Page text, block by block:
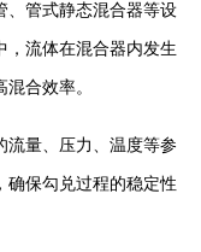
管式静态混合器等设
，流体在混合器内发生
合效率。
量、压力、温度等参
确保勾兑过程的稳定性